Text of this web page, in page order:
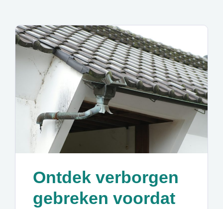
Ontdek verborgen
gebreken voordat